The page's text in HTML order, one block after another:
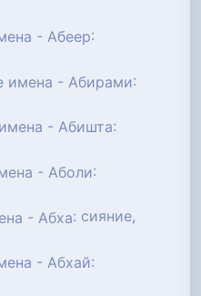
:
:
:
:
: сияние,
: